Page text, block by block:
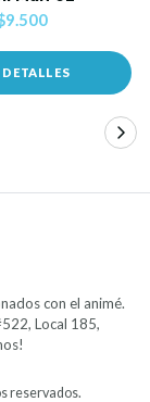
DETALLES
con el animé.
Local 185,
reservados.